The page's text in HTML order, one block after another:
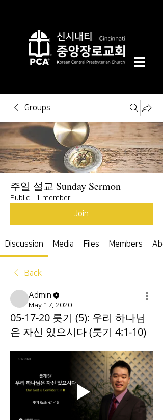
Groups
주일 설교 Sunday Sermon
Public · 1 member
Join
Discussion Media Files Members
Back
Admin
May 17, 2020
05-17-20 릇기 (5): 우리 하나님
은 자신 있으시다 (룻기 4:1-10)